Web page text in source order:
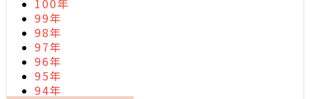
100年
99年
98年
97年
96年
95年
94年